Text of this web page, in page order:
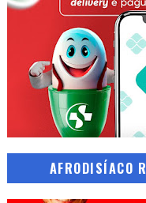
AFRODISÍACO